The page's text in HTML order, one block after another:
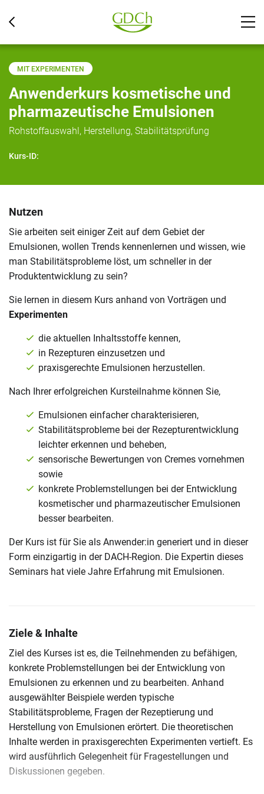
MIT EXPERIMENTEN
Anwenderkurs kosmetische und
pharmazeutische Emulsionen
Rohstoffauswahl, Herstellung, Stabilitätsprüfung
Kurs-ID:
Nutzen
Sie arbeiten seit einiger Zeit auf dem Gebiet der
Emulsionen, wollen Trends kennenlernen und wissen, wie
man Stabilitätsprobleme löst, um schneller in der
Produktentwicklung zu sein?
Sie lernen in diesem Kurs anhand von Vorträgen und
Experimenten
die aktuellen Inhaltsstoffe kennen,
in Rezepturen einzusetzen und
praxisgerechte Emulsionen herzustellen.
Nach Ihrer erfolgreichen Kursteilnahme können Sie,
Emulsionen einfacher charakterisieren,
Stabilitätsprobleme bei der Rezepturentwicklung
leichter erkennen und beheben,
sensorische Bewertungen von Cremes vornehmen
sowie
konkrete Problemstellungen bei der Entwicklung
kosmetischer und pharmazeutischer Emulsionen
besser bearbeiten.
Der Kurs ist für Sie als Anwender:in generiert und in dieser
Form einzigartig in der DACH-Region. Die Expertin dieses
Seminars hat viele Jahre Erfahrung mit Emulsionen.
Ziele & Inhalte
Ziel des Kurses ist es, die Teilnehmenden zu befähigen,
konkrete Problemstellungen bei der Entwicklung von
Emulsionen zu erkennen und zu bearbeiten. Anhand
ausgewählter Beispiele werden typische
Stabilitätsprobleme, Fragen der Rezeptierung und
Herstellung von Emulsionen erörtert. Die theoretischen
Inhalte werden in praxisgerechten Experimenten vertieft. Es
wird ausführlich Gelegenheit für Fragestellungen und
Diskussionen gegeben.